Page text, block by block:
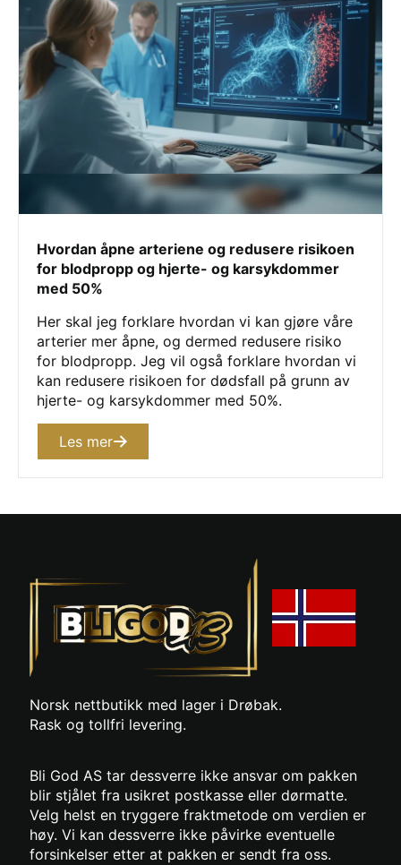
Hvordan åpne arteriene og redusere risikoen
for blodpropp og hjerte- og karsykdommer
med 50%
Her skal jeg forklare hvordan vi kan gjøre våre
arterier mer åpne, og dermed redusere risiko
for blodpropp. Jeg vil også forklare hvordan vi
kan redusere risikoen for dødsfall på grunn av
hjerte- og karsykdommer med 50%.
Les mer
Norsk nettbutikk med lager i Drøbak.
Rask og tollfri levering.
Bli God AS tar dessverre ikke ansvar om pakken
blir stjålet fra usikret postkasse eller dørmatte.
Velg helst en tryggere fraktmetode om verdien er
høy. Vi kan dessverre ikke påvirke eventuelle
forsinkelser etter at pakken er sendt fra oss.